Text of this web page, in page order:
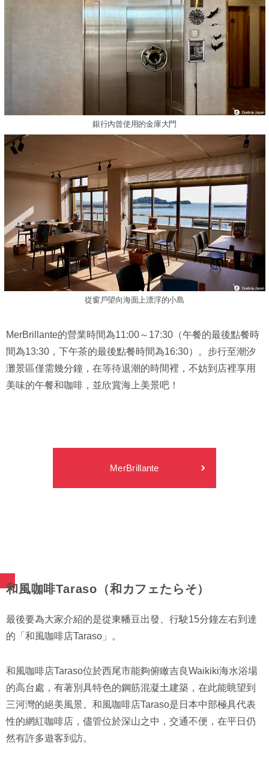
銀行內曾使用的金庫大門
從窗戶望向海面上漂浮的小島
MerBrillante的營業時間為11:00～17:30（午餐的最後點餐時
間為13:30，下午茶的最後點餐時間為16:30）。步行至潮汐
灘景區僅需幾分鐘，在等待退潮的時間裡，不妨到店裡享用
美味的午餐和咖啡，並欣賞海上美景吧！
MerBrillante
和風咖啡Taraso（和カフェたらそ）
最後要為大家介紹的是從東幡豆出發、行駛15分鐘左右到達
的「和風咖啡店Taraso」。
和風咖啡店Taraso位於西尾市能夠俯瞰吉良Waikiki海水浴場
的高台處，有著別具特色的鋼筋混凝土建築，在此能眺望到
三河灣的絕美風景。和風咖啡店Taraso是日本中部極具代表
性的網紅咖啡店，儘管位於深山之中，交通不便，在平日仍
然有許多遊客到訪。